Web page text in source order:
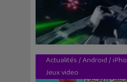
Actualités/Android/
Jeux video